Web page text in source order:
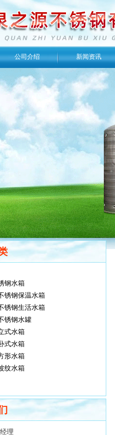
公司介绍 新闻资讯
钢水箱
锈钢保温水箱
锈钢生活水箱
锈钢水罐
式水箱
式水箱
形水箱
纹水箱
理